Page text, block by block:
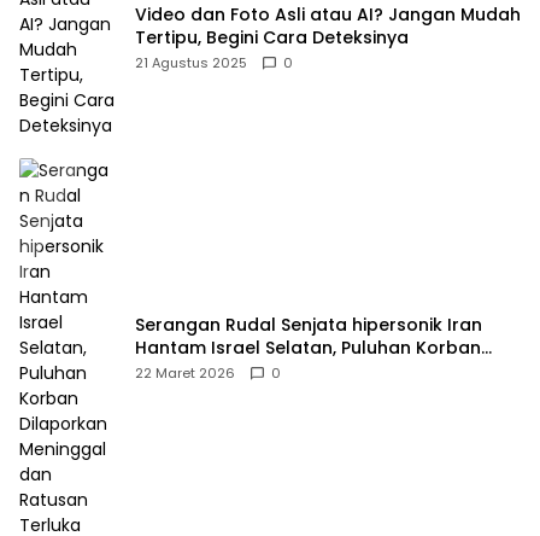
Video dan Foto Asli atau AI? Jangan Mudah
Tertipu, Begini Cara Deteksinya
21 Agustus 2025 0
Serangan Rudal Senjata hipersonik Iran
Hantam Israel Selatan, Puluhan Korban
Dilaporkan Meninggal dan Ratusan Terluka
22 Maret 2026 0